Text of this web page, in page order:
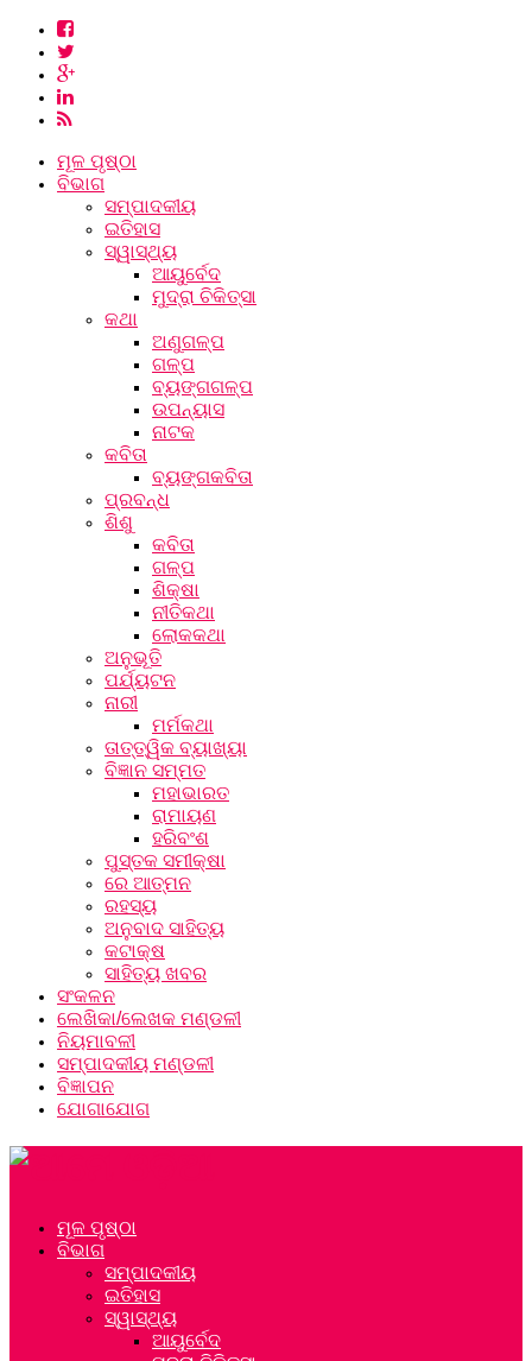
ମୂଳ ପୃଷ୍ଠା
ବିଭାଗ
ସମ୍ପାଦକୀୟ
ଇତିହାସ
ସ୍ୱାସ୍ଥ୍ୟ
ଆୟୁର୍ବେଦ
ମୁଦ୍ରା ଚିକିତ୍ସା
କଥା
ଅଣୁଗଳ୍ପ
ଗଳ୍ପ
ବ୍ୟଙ୍ଗଗଳ୍ପ
ଉପନ୍ୟାସ
ନାଟକ
କବିତା
ବ୍ୟଙ୍ଗକବିତା
ପ୍ରବନ୍ଧ
ଶିଶୁ
କବିତା
ଗଳ୍ପ
ଶିକ୍ଷା
ନୀତିକଥା
ଲୋକକଥା
ଅନୁଭୂତି
ପର୍ଯ୍ୟଟନ
ନାରୀ
ମର୍ମକଥା
ତାତ୍ତ୍ୱିକ ବ୍ୟାଖ୍ୟା
ବିଜ୍ଞାନ ସମ୍ମତ
ମହାଭାରତ
ରାମାୟଣ
ହରିବଂଶ
ପୁସ୍ତକ ସମୀକ୍ଷା
ରେ ଆତ୍ମନ
ରହସ୍ୟ
ଅନୁବାଦ ସାହିତ୍ୟ
କଟାକ୍ଷ
ସାହିତ୍ୟ ଖବର
ସଂକଳନ
ଲେଖିକା/ଲେଖକ ମଣ୍ଡଳୀ
ନିୟମାବଳୀ
ସମ୍ପାଦକୀୟ ମଣ୍ଡଳୀ
ବିଜ୍ଞାପନ
ଯୋଗାଯୋଗ
ମୂଳ ପୃଷ୍ଠା
ବିଭାଗ
ସମ୍ପାଦକୀୟ
ଇତିହାସ
ସ୍ୱାସ୍ଥ୍ୟ
ଆୟୁର୍ବେଦ